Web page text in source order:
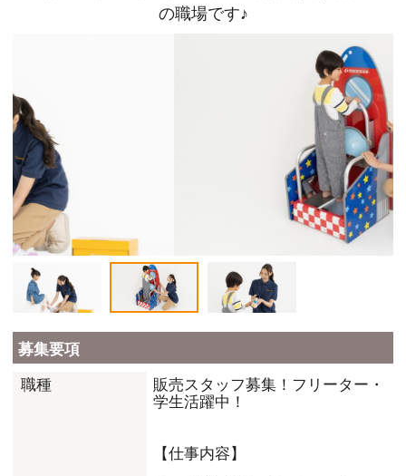
の職場です♪
募集要項
職種
販売スタッフ募集！フリーター・
学生活躍中！
【仕事内容】